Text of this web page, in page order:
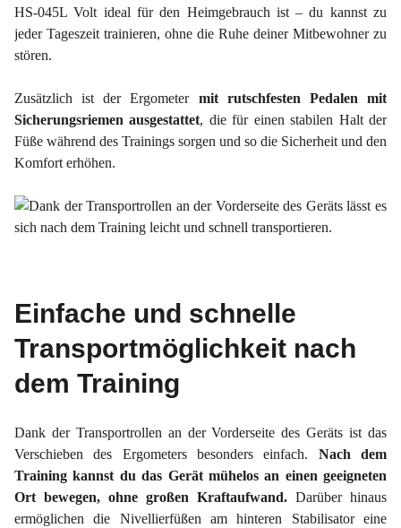
HS-045L Volt ideal für den Heimgebrauch ist – du kannst zu
jeder Tageszeit trainieren, ohne die Ruhe deiner Mitbewohner zu
stören.
Zusätzlich ist der Ergometer mit rutschfesten Pedalen mit
Sicherungsriemen ausgestattet, die für einen stabilen Halt der
Füße während des Trainings sorgen und so die Sicherheit und den
Komfort erhöhen.
Einfache und schnelle
Transportmöglichkeit nach
dem Training
Dank der Transportrollen an der Vorderseite des Geräts ist das
Verschieben des Ergometers besonders einfach. Nach dem
Training kannst du das Gerät mühelos an einen geeigneten
Ort bewegen, ohne großen Kraftaufwand. Darüber hinaus
ermöglichen die Nivellierfüßen am hinteren Stabilisator eine